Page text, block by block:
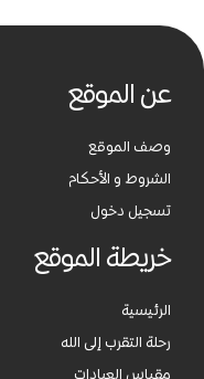
عن الموقع
وصف الموقع
الشروط و الأحكام
تسجيل دخول
خريطة الموقع
الرئيسية
رحلة التقرب إلى الله
مقياس العبادات